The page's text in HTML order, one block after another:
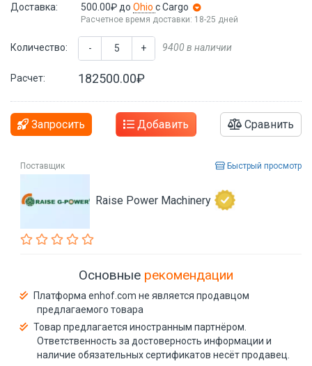
Доставка: 500.00₽ до Ohio с Cargo
Расчетное время доставки: 18-25 дней
Количество: - + 9400 в наличии
Расчет: 182500.00₽
Запросить Добавить Сравнить
Поставщик Быстрый просмотр
Raise Power Machinery
Основные рекомендации
Платформа enhof.com не является продавцом
предлагаемого товара
Товар предлагается иностранным партнёром.
Ответственность за достоверность информации и
наличие обязательных сертификатов несёт продавец.